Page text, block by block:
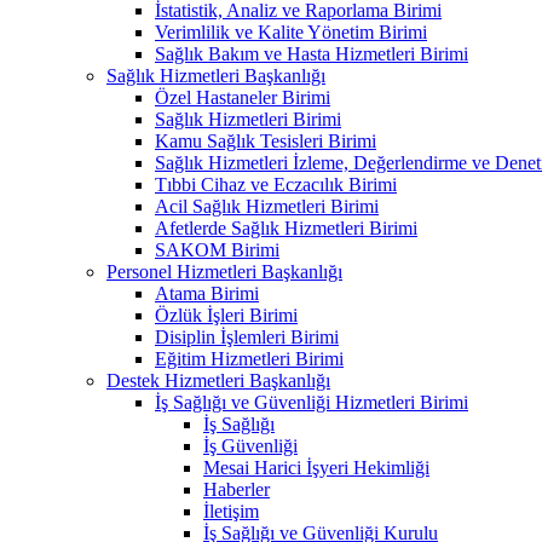
İstatistik, Analiz ve Raporlama Birimi
Verimlilik ve Kalite Yönetim Birimi
Sağlık Bakım ve Hasta Hizmetleri Birimi
Sağlık Hizmetleri Başkanlığı
Özel Hastaneler Birimi
Sağlık Hizmetleri Birimi
Kamu Sağlık Tesisleri Birimi
Sağlık Hizmetleri İzleme, Değerlendirme ve
Tıbbi Cihaz ve Eczacılık Birimi
Acil Sağlık Hizmetleri Birimi
Afetlerde Sağlık Hizmetleri Birimi
SAKOM Birimi
Personel Hizmetleri Başkanlığı
Atama Birimi
Özlük İşleri Birimi
Disiplin İşlemleri Birimi
Eğitim Hizmetleri Birimi
Destek Hizmetleri Başkanlığı
İş Sağlığı ve Güvenliği Hizmetleri Birimi
İş Sağlığı
İş Güvenliği
Mesai Harici İşyeri Hekimliği
Haberler
İletişim
İş Sağlığı ve Güvenliği Kurulu